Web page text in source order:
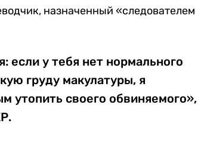
назначенный «следователем
если у тебя нет нормального
груду макулатуры, я
утопить своего обвиняемого»,